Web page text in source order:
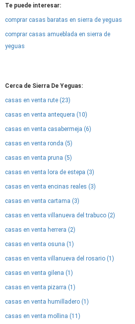
Te puede interesar:
comprar casas baratas en sierra de yeguas
comprar casas amueblada en sierra de
yeguas
Cerca de Sierra De Yeguas:
casas en venta rute (23)
casas en venta antequera (10)
casas en venta casabermeja (6)
casas en venta ronda (5)
casas en venta pruna (5)
casas en venta lora de estepa (3)
casas en venta encinas reales (3)
casas en venta cartama (3)
casas en venta villanueva del trabuco (2)
casas en venta herrera (2)
casas en venta osuna (1)
casas en venta villanueva del rosario (1)
casas en venta gilena (1)
casas en venta pizarra (1)
casas en venta humilladero (1)
casas en venta mollina (11)